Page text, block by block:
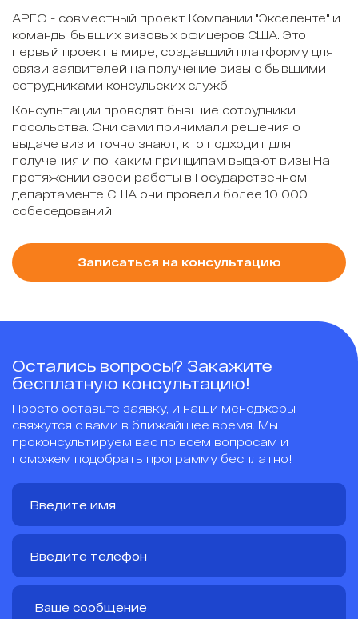
АРГО - совместный проект Компании "Экселенте" и
команды бывших визовых офицеров США. Это
первый проект в мире, создавший платформу для
связи заявителей на получение визы с бывшими
сотрудниками консульских служб.
Консультации проводят бывшие сотрудники
посольства. Они сами принимали решения о
выдаче виз и точно знают, кто подходит для
получения и по каким принципам выдают визы;На
протяжении своей работы в Государственном
департаменте США они провели более 10 000
собеседований;
Записаться на консультацию
Остались вопросы? Закажите
бесплатную консультацию!
Просто оставьте заявку, и наши менеджеры
свяжутся с вами в ближайшее время. Мы
проконсультируем вас по всем вопросам и
поможем подобрать программу бесплатно!